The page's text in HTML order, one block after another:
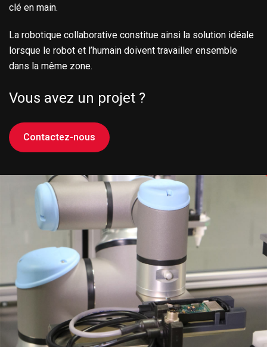
clé en main.
La robotique collaborative constitue ainsi la solution idéale
lorsque le robot et l’humain doivent travailler ensemble
dans la même zone.
Vous avez un projet ?
Contactez-nous